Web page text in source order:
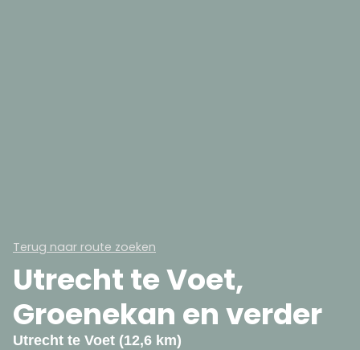
Terug naar route zoeken
Utrecht te Voet,
Groenekan en verder
Utrecht te Voet (12,6 km)